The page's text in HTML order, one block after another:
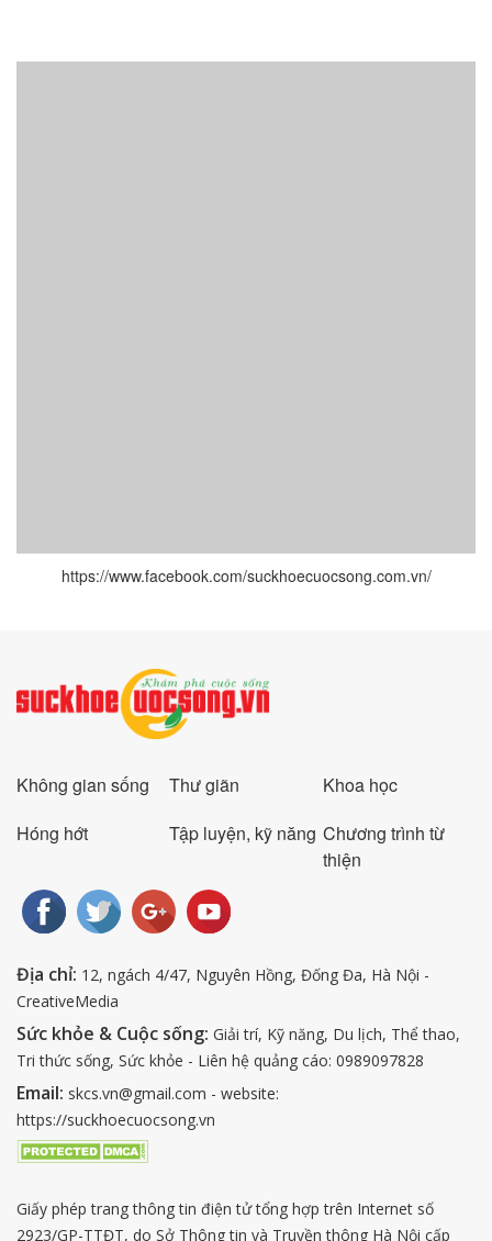
https://www.facebook.com/suckhoecuocsong.com.vn/
Không gian sống Thư giãn
Khoa học
Hóng hớt
Tập luyện, kỹ năng Chương trình từ
thiện
Địa chỉ: 12, ngách 4/47, Nguyên Hồng, Đống Đa, Hà Nội -
CreativeMedia
Sức khỏe & Cuộc sống: Giải trí, Kỹ năng, Du lịch, Thể thao,
Tri thức sống, Sức khỏe - Liên hệ quảng cáo: 0989097828
Email: skcs.vn@gmail.com - website:
https://suckhoecuocsong.vn
Giấy phép trang thông tin điện tử tổng hợp trên Internet số
2923/GP-TTĐT, do Sở Thông tin và Truyền thông Hà Nội cấp